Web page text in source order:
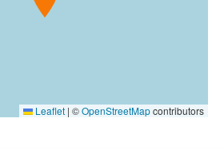
Leaflet | ©OpenStreetMapcontributors